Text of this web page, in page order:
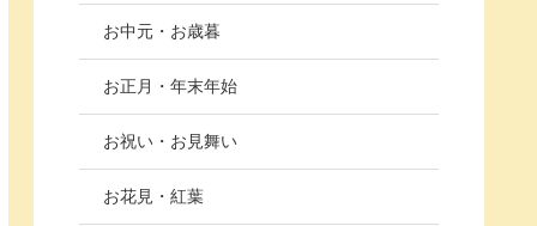
お中元・お歳暮
お正月・年末年始
お祝い・お見舞い
お花見・紅葉